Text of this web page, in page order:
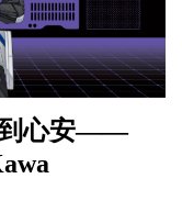
到心安——